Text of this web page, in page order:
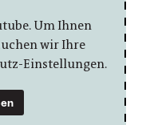
Um Ihnen
wir Ihre
Einstellungen.